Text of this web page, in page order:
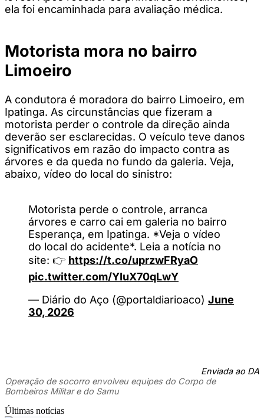
ela foi encaminhada para avaliação médica.
Motorista mora no bairro
Limoeiro
A condutora é moradora do bairro Limoeiro, em
Ipatinga. As circunstâncias que fizeram a
motorista perder o controle da direção ainda
deverão ser esclarecidas. O veículo teve danos
significativos em razão do impacto contra as
árvores e da queda no fundo da galeria. Veja,
abaixo, vídeo do local do sinistro:
Motorista perde o controle, arranca
árvores e carro cai em galeria no bairro
Esperança, em Ipatinga. *Veja o vídeo
do local do acidente*. Leia a notícia no
site: 👉 https://t.co/uprzwFRyaO
pic.twitter.com/YIuX70qLwY
— Diário do Aço (@portaldiarioaco) June
30, 2026
Enviada ao DA
Operação de socorro envolveu equipes do Corpo de
Bombeiros Militar e do Samu
Últimas notícias